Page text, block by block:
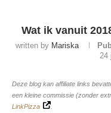
Wat ik vanuit
written by Mariska
24
Deze blog kan affiliate links
een kleine commissie (zonder
LinkPizza